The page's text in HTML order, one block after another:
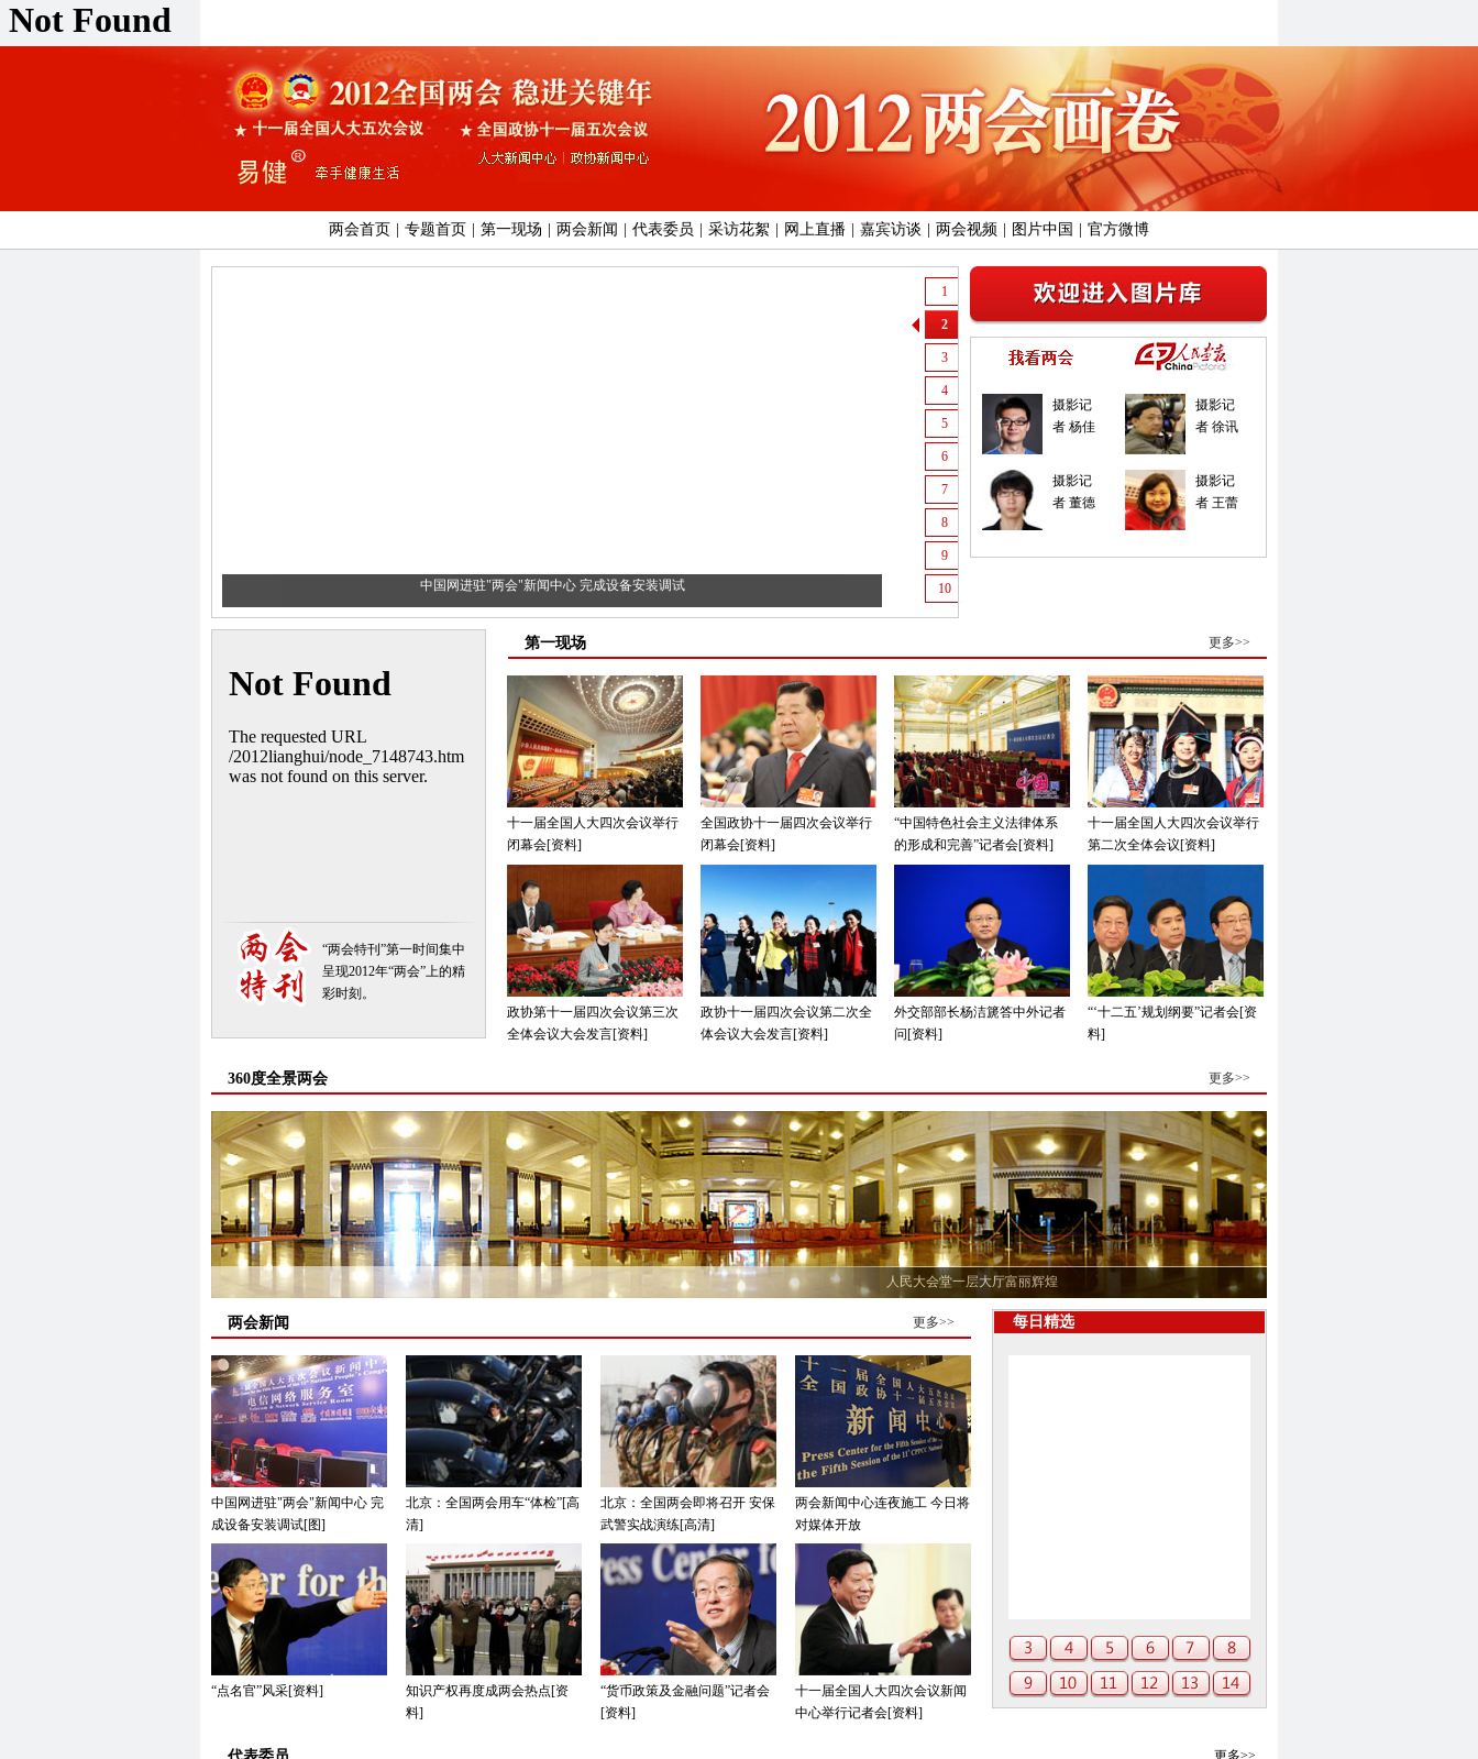
两会首页 专题首页 第一现场 两会新闻 代表委员 采访花絮 网上直播 嘉宾访谈 两会视频 图片中国 官方微博
1
2
3
4
5
6
7
8
9
10
中国网进驻"两会"新闻中心 完成设备安装调试
摄影记
者 杨佳
摄影记
者 徐讯
摄影记
者 董德
摄影记
者 王蕾
“两会特刊”第一时间集中
呈现2012年“两会”上的精
彩时刻。
更多>>
第一现场
十一届全国人大四次会议举行
闭幕会[资料]
全国政协十一届四次会议举行
闭幕会[资料]
“中国特色社会主义法律体系
的形成和完善”记者会[资料]
十一届全国人大四次会议举行
第二次全体会议[资料]
政协第十一届四次会议第三次
全体会议大会发言[资料]
政协十一届四次会议第二次全
体会议大会发言[资料]
外交部部长杨洁篪答中外记者
问[资料]
“‘十二五’规划纲要”记者会[资
料]
更多>>
360度全景两会
更多>>
两会新闻
中国网进驻"两会"新闻中心 完
成设备安装调试[图]
北京：全国两会用车“体检”[高
清]
北京：全国两会即将召开 安保
武警实战演练[高清]
两会新闻中心连夜施工 今日将
对媒体开放
“点名官”风采[资料]
知识产权再度成两会热点[资
料]
“货币政策及金融问题”记者会
[资料]
十一届全国人大四次会议新闻
中心举行记者会[资料]
每日精选
更多>>